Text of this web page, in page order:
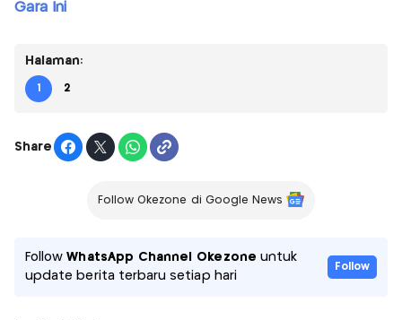
Gara Ini
Halaman:
1 2
Share
Follow Okezone di Google News
FollowWhatsApp Channel Okezone untuk
update berita terbaru setiap hari
Follow